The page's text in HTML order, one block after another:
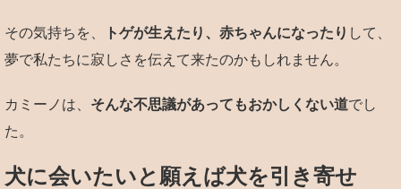
その気持ちを、 トゲが生えたり、赤ちゃんになったり して、
夢で私たちに寂しさを伝えて来たのかもしれません。
カミーノは、 そんな不思議があってもおかしくない道でし
た。
犬に会いたいと願えば犬を引き寄せ